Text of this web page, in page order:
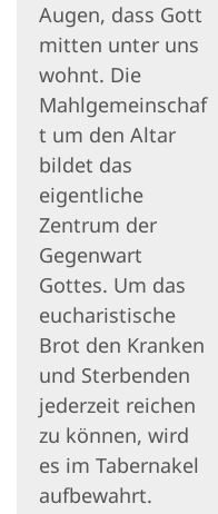
Augen, dass Gott
mitten unter uns
wohnt. Die
Mahlgemeinschaf
t um den Altar
bildet das
eigentliche
Zentrum der
Gegenwart
Gottes. Um das
eucharistische
Brot den Kranken
und Sterbenden
jederzeit reichen
zu können, wird
es im Tabernakel
aufbewahrt.